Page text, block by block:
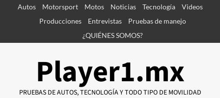
SaltarAutos Motorsport Motos Noticias Tecnología
Videos
Producciones
Entrevistas
Pruebas de manejo
¿QUIÉNES SOMOS?
Player1.mx
PRUEBAS DE AUTOS, TECNOLOGÍA Y TODO TIPO DE MOVILIDAD